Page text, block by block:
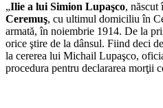
„Ilie a lui Simion Lupaşco, născut
Ceremuş, cu ultimul domiciliu în
armată, în noiembrie 1914. De la
orice ştire de la dânsul. Fiind deci
la cererea lui Michail Lupaşco,
procedura pentru declararea morţii